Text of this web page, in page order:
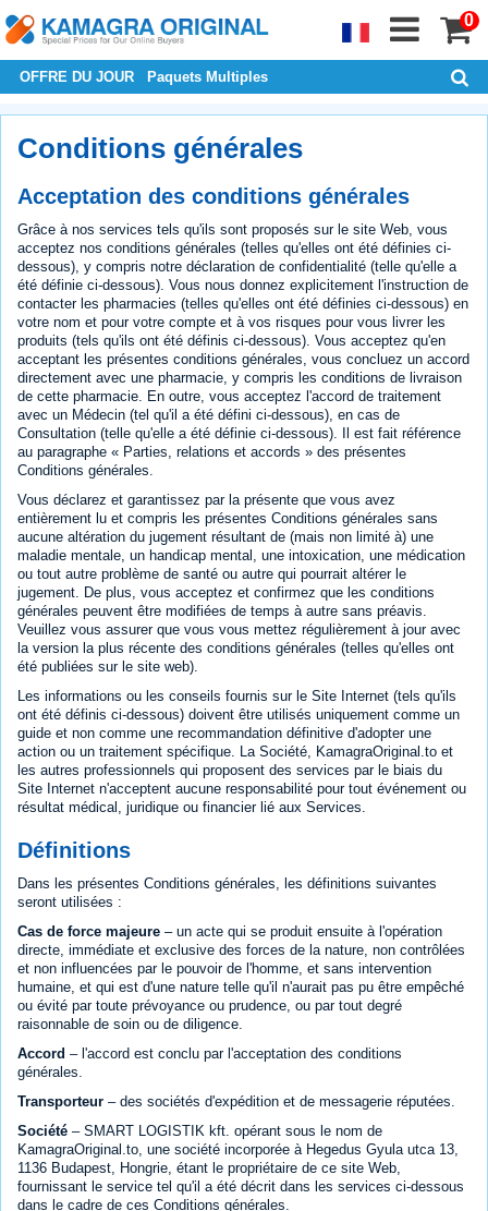
0
OFFRE DU JOUR Paquets Multiples
Conditions générales
Acceptation des conditions générales
Grâce à nos services tels qu'ils sont proposés sur le site Web, vous
acceptez nos conditions générales (telles qu'elles ont été définies ci-
dessous), y compris notre déclaration de confidentialité (telle qu'elle a
été définie ci-dessous). Vous nous donnez explicitement l'instruction de
contacter les pharmacies (telles qu'elles ont été définies ci-dessous) en
votre nom et pour votre compte et à vos risques pour vous livrer les
produits (tels qu'ils ont été définis ci-dessous). Vous acceptez qu'en
acceptant les présentes conditions générales, vous concluez un accord
directement avec une pharmacie, y compris les conditions de livraison
de cette pharmacie. En outre, vous acceptez l'accord de traitement
avec un Médecin (tel qu'il a été défini ci-dessous), en cas de
Consultation (telle qu'elle a été définie ci-dessous). Il est fait référence
au paragraphe « Parties, relations et accords » des présentes
Conditions générales.
Vous déclarez et garantissez par la présente que vous avez
entièrement lu et compris les présentes Conditions générales sans
aucune altération du jugement résultant de (mais non limité à) une
maladie mentale, un handicap mental, une intoxication, une médication
ou tout autre problème de santé ou autre qui pourrait altérer le
jugement. De plus, vous acceptez et confirmez que les conditions
générales peuvent être modifiées de temps à autre sans préavis.
Veuillez vous assurer que vous vous mettez régulièrement à jour avec
la version la plus récente des conditions générales (telles qu'elles ont
été publiées sur le site web).
Les informations ou les conseils fournis sur le Site Internet (tels qu'ils
ont été définis ci-dessous) doivent être utilisés uniquement comme un
guide et non comme une recommandation définitive d'adopter une
action ou un traitement spécifique. La Société, KamagraOriginal.to et
les autres professionnels qui proposent des services par le biais du
Site Internet n'acceptent aucune responsabilité pour tout événement ou
résultat médical, juridique ou financier lié aux Services.
Définitions
Dans les présentes Conditions générales, les définitions suivantes
seront utilisées :
Cas de force majeure – un acte qui se produit ensuite à l'opération
directe, immédiate et exclusive des forces de la nature, non contrôlées
et non influencées par le pouvoir de l'homme, et sans intervention
humaine, et qui est d'une nature telle qu'il n'aurait pas pu être empêché
ou évité par toute prévoyance ou prudence, ou par tout degré
raisonnable de soin ou de diligence.
Accord – l'accord est conclu par l'acceptation des conditions
générales.
Transporteur – des sociétés d'expédition et de messagerie réputées.
Société – SMART LOGISTIK kft. opérant sous le nom de
KamagraOriginal.to, une société incorporée à Hegedus Gyula utca 13,
1136 Budapest, Hongrie, étant le propriétaire de ce site Web,
fournissant le service tel qu'il a été décrit dans les services ci-dessous
dans le cadre de ces Conditions générales.